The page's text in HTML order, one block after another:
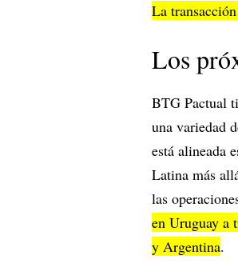
La
Los
BTG Pactual
una variedad
está alineada
Latina más
las
en Uruguay a
y Argentina.